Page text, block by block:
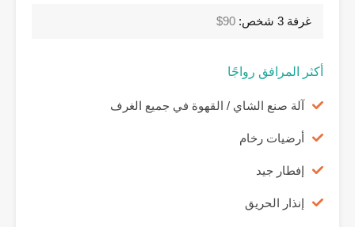
غرفة 3 شخص: 90$
أكثر المرافق رواجًا
آلة صنع الشاي / القهوة في جميع الغرف
أرضيات رخام
إفطار جيد
إنذار الحريق